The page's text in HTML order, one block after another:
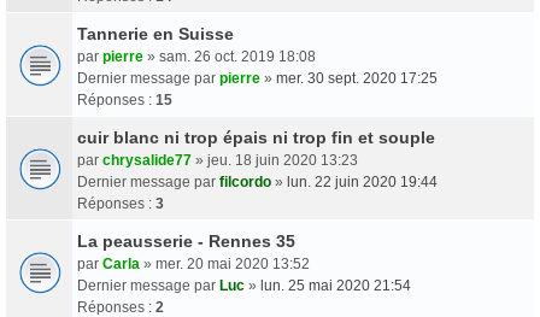
Tannerie en Suisse
par pierre » sam. 26 oct. 2019 18:08
Dernier message par pierre » mer. 30 sept. 2020 17:25
Réponses : 15
cuir blanc ni trop épais ni trop fin et souple
par chrysalide77 » jeu. 18 juin 2020 13:23
Dernier message par filcordo » lun. 22 juin 2020 19:44
Réponses : 3
La peausserie - Rennes 35
par Carla » mer. 20 mai 2020 13:52
Dernier message par Luc » lun. 25 mai 2020 21:54
Réponses : 2